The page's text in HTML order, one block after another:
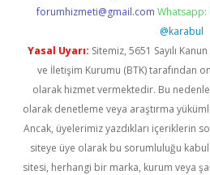
forumhizmeti@gmail.com Whatsapp:
@karabul
Yasal Uyarı: Sitemiz, 5651 Sayılı
ve İletişim Kurumu (BTK) tarafından
olarak hizmet vermektedir. Bu
olarak denetleme veya araştırma
Ancak, üyelerimiz yazdıkları içeriklerin
siteye üye olarak bu sorumluluğu
sitesi, herhangi bir marka, kurum veya